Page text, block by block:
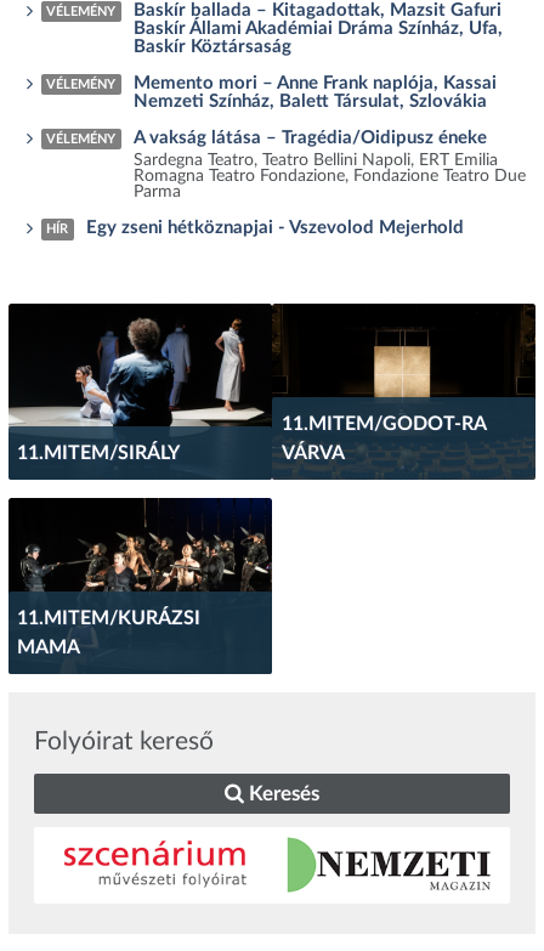
VÉLEMÉNY
Baskír ballada – Kitagadottak, Mazsit Gafuri
Baskír Állami Akadémiai Dráma Színház, Ufa,
Baskír Köztársaság
VÉLEMÉNY
Memento mori – Anne Frank naplója, Kassai
Nemzeti Színház, Balett Társulat, Szlovákia
VÉLEMÉNY A vakság látása – Tragédia/Oidipusz éneke
Sardegna Teatro, Teatro Bellini Napoli, ERT Emilia
Romagna Teatro Fondazione, Fondazione Teatro Due
Parma
HÍR Egy zseni hétköznapjai - Vszevolod Mejerhold
11.MITEM/SIRÁLY
11.MITEM/GODOT-RA
VÁRVA
11.MITEM/KURÁZSI
MAMA
Folyóirat kereső
Keresés